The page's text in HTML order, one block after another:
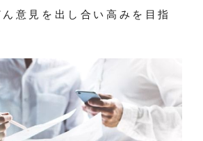
意見を出し合い高みを目指